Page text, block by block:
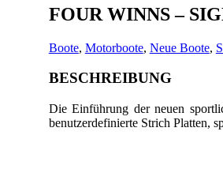
FOUR WINNS –
Boote, Motorboote, Neue Boote,
BESCHREIBUNG
Die Einführung der neuen
benutzerdefinierte Strich Platten,